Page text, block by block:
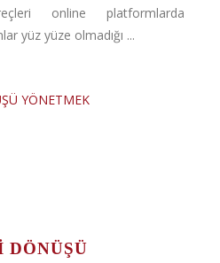
online platformlarda
yüz yüze olmadığı ...
DÖNÜŞÜ